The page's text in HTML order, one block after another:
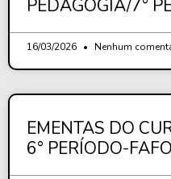
PEDAGOGIA/7°
16/03/2026 Nenhum
EMENTAS DO
6° PERÍODO-